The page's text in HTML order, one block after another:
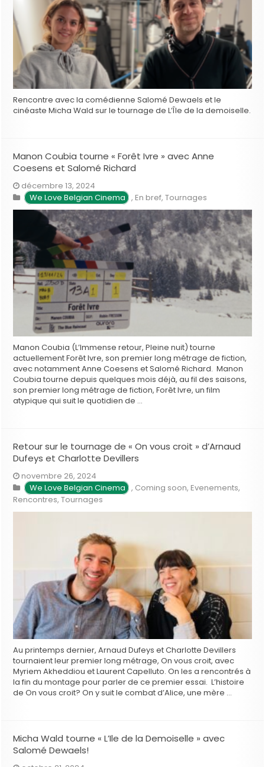
Rencontre avec la comédienne Salomé Dewaels et le
cinéaste Micha Wald sur le tournage de L’Île de la demoiselle.
Manon Coubia tourne « Forêt Ivre » avec Anne
Coesens et Salomé Richard
décembre 13, 2024
We Love Belgian Cinema , En bref,Tournages
Manon Coubia (L’Immense retour, Pleine nuit) tourne
actuellement Forêt Ivre, son premier long métrage de fiction,
avec notamment Anne Coesens et Salomé Richard. Manon
Coubia tourne depuis quelques mois déjà, au fil des saisons,
son premier long métrage de fiction, Forêt Ivre, un film
atypique qui suit le quotidien de …
Retour sur le tournage de « On vous croit » d’Arnaud
Dufeys et Charlotte Devillers
novembre 26, 2024
We Love Belgian Cinema , Coming soon, Evenements,
Rencontres,Tournages
Au printemps dernier, Arnaud Dufeys et Charlotte Devillers
tournaient leur premier long métrage, On vous croit, avec
Myriem Akheddiou et Laurent Capelluto. On les a rencontrés à
la fin du montage pour parler de ce premier essai. L’histoire
de On vous croit? On y suit le combat d’Alice, une mère …
Micha Wald tourne « L’Ile de la Demoiselle » avec
Salomé Dewaels!